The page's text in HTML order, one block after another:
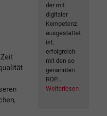
der mit
digitaler
Kompetenz
ausgestattet
ist,
erfolgreich
mit den so
genannten
ROP...
Weiterlesen